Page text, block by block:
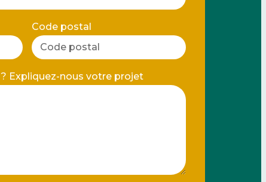
Code postal
Expliquez-nous votre projet